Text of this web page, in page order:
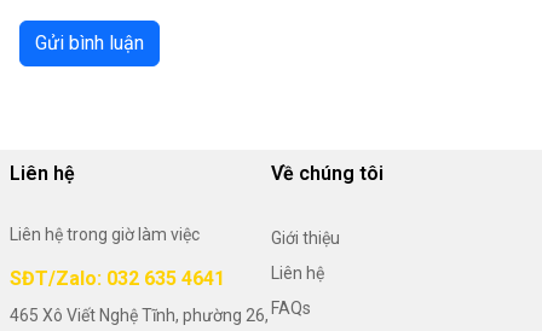
Gửi bình luận
Liên hệ
Liên hệ trong giờ làm việc
SĐT/Zalo: 032 635 4641
465 Xô Viết Nghệ Tĩnh, phường 26,
Về chúng tôi
Giới thiệu
Liên hệ
FAQs